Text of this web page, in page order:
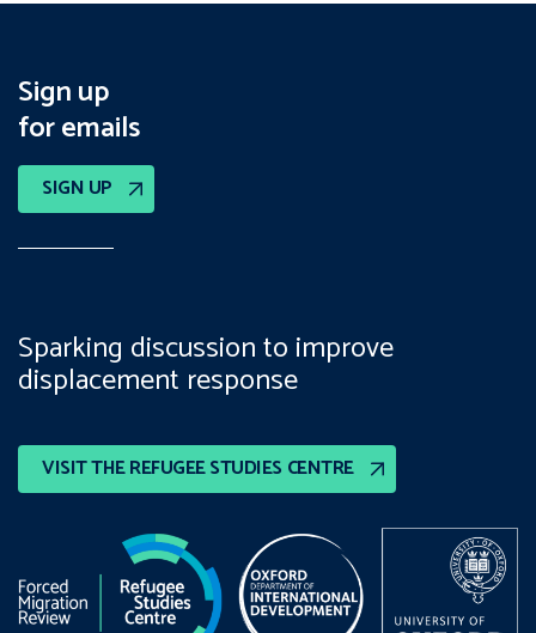
Sign up
for emails
SIGN UP
VISIT THE REFUGEE STUDIES CENTRE
Sparking discussion to improve
displacement response